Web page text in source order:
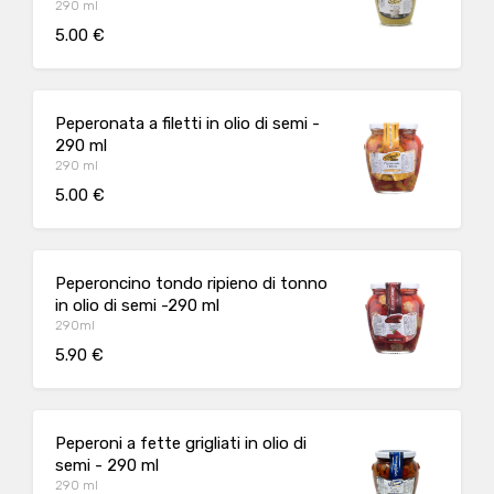
290 ml
5.00 €
Peperonata a filetti in olio di semi -
290 ml
290 ml
5.00 €
Peperoncino tondo ripieno di tonno
in olio di semi -290 ml
290ml
5.90 €
Peperoni a fette grigliati in olio di
semi - 290 ml
290 ml